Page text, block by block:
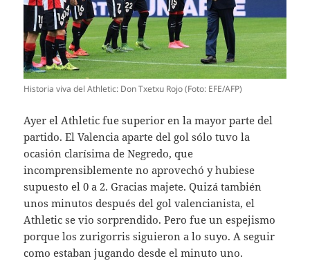
Historia viva del Athletic: Don Txetxu Rojo (Foto: EFE/AFP)
Ayer el Athletic fue superior en la mayor parte del
partido. El Valencia aparte del gol sólo tuvo la
ocasión clarísima de Negredo, que
incomprensiblemente no aprovechó y hubiese
supuesto el 0 a 2. Gracias majete. Quizá también
unos minutos después del gol valencianista, el
Athletic se vio sorprendido. Pero fue un espejismo
porque los zurigorris siguieron a lo suyo. A seguir
como estaban jugando desde el minuto uno.